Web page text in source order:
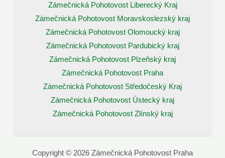
Zámečnická Pohotovost Liberecký Kraj
Zámečnická Pohotovost Moravskoslezský kraj
Zámečnická Pohotovost Olomoucký kraj
Zámečnická Pohotovost Pardubický kraj
Zámečnická Pohotovost Plzeňský kraj
Zámečnická Pohotovost Praha
Zámečnická Pohotovost Středočeský Kraj
Zámečnická Pohotovost Ústecký kraj
Zámečnická Pohotovost Zlínský kraj
Copyright © 2026 Zámečnická Pohotovost Praha